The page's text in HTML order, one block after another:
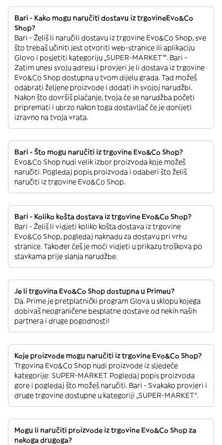
Bari - Kako mogu naručiti dostavu iz trgovineEvo&Co
Shop?
Bari - Želiš li naručili dostavu iz trgovine Evo&Co Shop, sve
što trebaš učiniti jest otvoriti web-stranice ili aplikaciju
Glovo i posjetiti kategoriju „SUPER-MARKET”“. Bari -
Zatim unesi svoju adresu i provjeri je li dostava iz trgovine
Evo&Co Shop dostupna u tvom dijelu grada. Tad možeš
odabrati željene proizvode i dodati ih svojoj narudžbi.
Nakon što dovršiš plaćanje, tvoja će se narudžba početi
pripremati i ubrzo nakon toga dostavljač će je donijeti
izravno na tvoja vrata.
Bari - Što mogu naručiti iz trgovine Evo&Co Shop?
Evo&Co Shop nudi velik izbor proizvoda koje možeš
naručiti. Pogledaj popis proizvoda i odaberi što želiš
naručiti iz trgovine Evo&Co Shop.
Bari - Koliko košta dostava iz trgovine Evo&Co Shop?
Bari - Želiš li vidjeti koliko košta dostava iz trgovine
Evo&Co Shop, pogledaj naknadu za dostavu pri vrhu
stranice. Također ćeš je moći vidjeti u prikazu troškova po
stavkama prije slanja narudžbe.
Je li trgovina Evo&Co Shop dostupna u Primeu?
Da. Prime je pretplatnički program Glova u sklopu kojega
dobivaš neograničene besplatne dostave od nekih naših
partnera i druge pogodnosti!
Koje proizvode mogu naručiti iz trgovine Evo&Co Shop?
Trgovina Evo&Co Shop nudi proizvode iz sljedeće
kategorije: SUPER-MARKET. Pogledaj popis proizvoda
gore i pogledaj što možeš naručiti. Bari - Svakako provjeri i
druge trgovine dostupne u kategoriji „SUPER-MARKET“.
Mogu li naručiti proizvode iz trgovine Evo&Co Shop za
nekoga drugoga?